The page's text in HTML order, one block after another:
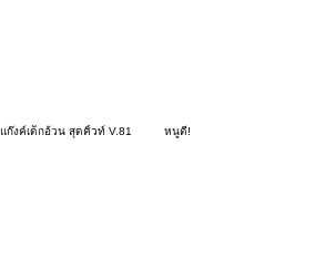
แก๊งค์เด็กอ้วน สุดคิ้วท์ V.81 หนูดี!